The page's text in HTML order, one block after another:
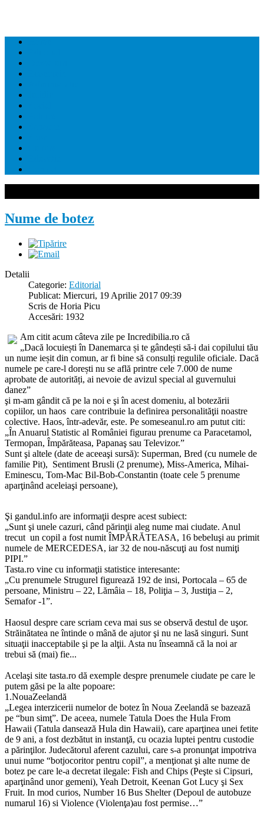
Nume de botez
Detalii
Categorie: Editorial
Publicat: Miercuri, 19 Aprilie 2017 09:39
Scris de Horia Picu
Accesări: 1932
Am citit acum câteva zile pe Incredibilia.ro că
„Dacă locuiești în Danemarca și te gândești să-i dai copilului tău
un nume ieșit din comun, ar fi bine să consulți regulile oficiale. Dacă
numele pe care-l dorești nu se află printre cele 7.000 de nume
aprobate de autorități, ai nevoie de avizul special al guvernului
danez”
şi m-am gândit că pe la noi e şi în acest domeniu, al botezării
copiilor, un haos care contribuie la definirea personalităţii noastre
colective. Haos, într-adevăr, este. Pe someseanul.ro am putut citi:
„În Anuarul Statistic al României figurau prenume ca Paracetamol,
Termopan, Împărăteasa, Papanaş sau Televizor.”
Sunt şi altele (date de aceeaşi sursă): Superman, Bred (cu numele de
familie Pit), Sentiment Brusli (2 prenume), Miss-America, Mihai-
Eminescu, Tom-Mac Bil-Bob-Constantin (toate cele 5 prenume
aparţinând aceleiaşi persoane),
Şi gandul.info are informaţii despre acest subiect:
„Sunt şi unele cazuri, când părinţii aleg nume mai ciudate. Anul
trecut un copil a fost numit ÎMPĂRĂTEASA, 16 bebeluşi au primit
numele de MERCEDESA, iar 32 de nou-născuţi au fost numiţi
PIPI.”
Tasta.ro vine cu informaţii statistice interesante:
„Cu prenumele Strugurel figurează 192 de insi, Portocala – 65 de
persoane, Ministru – 22, Lămâia – 18, Poliţia – 3, Justiţia – 2,
Semafor -1”.
Haosul despre care scriam ceva mai sus se observă destul de uşor.
Străinătatea ne întinde o mână de ajutor şi nu ne lasă singuri. Sunt
situaţii inacceptabile şi pe la alţii. Asta nu înseamnă că la noi ar
trebui să (mai) fie...
Acelaşi site tasta.ro dă exemple despre prenumele ciudate pe care le
putem găsi pe la alte popoare:
1.NouaZeelandă
„Legea interzicerii numelor de botez în Noua Zeelandă se bazează
pe “bun simţ”. De aceea, numele Tatula Does the Hula From
Hawaii (Tatula dansează Hula din Hawaii), care aparţinea unei fetite
de 9 ani, a fost dezbătut in instanţă, cu ocazia luptei pentru custodie
a părinţilor. Judecătorul aferent cazului, care s-a pronunţat impotriva
unui nume “botjocoritor pentru copil”, a menţionat şi alte nume de
botez pe care le-a decretat ilegale: Fish and Chips (Peşte si Cipsuri,
aparţinând unor gemeni), Yeah Detroit, Keenan Got Lucy şi Sex
Fruit. In mod curios, Number 16 Bus Shelter (Depoul de autobuze
numarul 16) si Violence (Violenţa)au fost permise…”